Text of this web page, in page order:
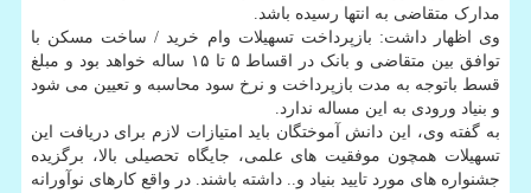
مدارک متقاضی به انتها رسیده باشد.
وی اظهار داشت: بازپرداخت تسهیلات وام خرید / ساخت مسکن با
توافق بین متقاضی و بانک در اقساط ۵ تا ۱۵ ساله خواهد بود و مبلغ
قسط باتوجه به مدت بازپرداخت و نرخ سود محاسبه و تعیین می شود
و بنیاد ورودی به این مساله ندارد.
به گفته وی، این دانش آموختگان باید امتیازات لازم برای دریافت این
تسهیلات همچون موفقیت های علمی، جایگاه تحصیلی بالا، برگزیده
جشنواره های مورد تایید بنیاد و.. داشته باشند. در واقع کارهای نوآورانه